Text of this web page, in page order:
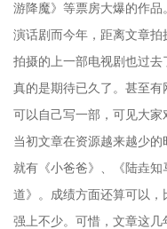
游降魔》等票房大爆的作
演话剧而今年，距离文章
拍摄的上一部电视剧也过
真的是期待已久了。甚至
可以自己写一部，可见大家
当初文章在资源越来越少
就有《小爸爸》、《陆垚
道》。成绩方面还算可以
强上不少。可惜，文章这几